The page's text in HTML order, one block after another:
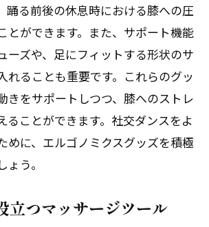
踊る前後の休息時における膝への圧
とができます。また、サポート機能
ーズや、足にフィットする形状のサ
れることも重要です。これらのグッ
きをサポートしつつ、膝へのストレ
ることができます。社交ダンスをよ
めに、エルゴノミクスグッズを積極
う。
立つマッサージツール